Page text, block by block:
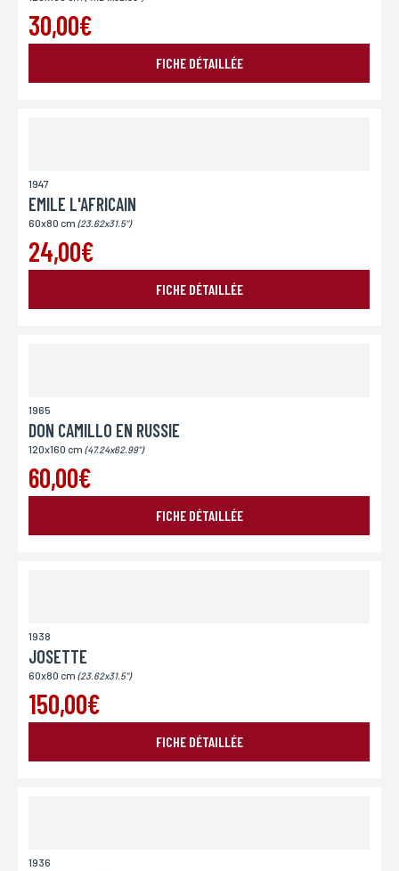
L’Incartade - 51 rue Basse, 59800 Lille.
30,00€
FICHE DÉTAILLÉE
1947
EMILE L'AFRICAIN
60x80 cm (23.62x31.5")
24,00€
FICHE DÉTAILLÉE
1965
DON CAMILLO EN RUSSIE
120x160 cm (47.24x62.99")
60,00€
FICHE DÉTAILLÉE
1938
JOSETTE
60x80 cm (23.62x31.5")
150,00€
FICHE DÉTAILLÉE
1936